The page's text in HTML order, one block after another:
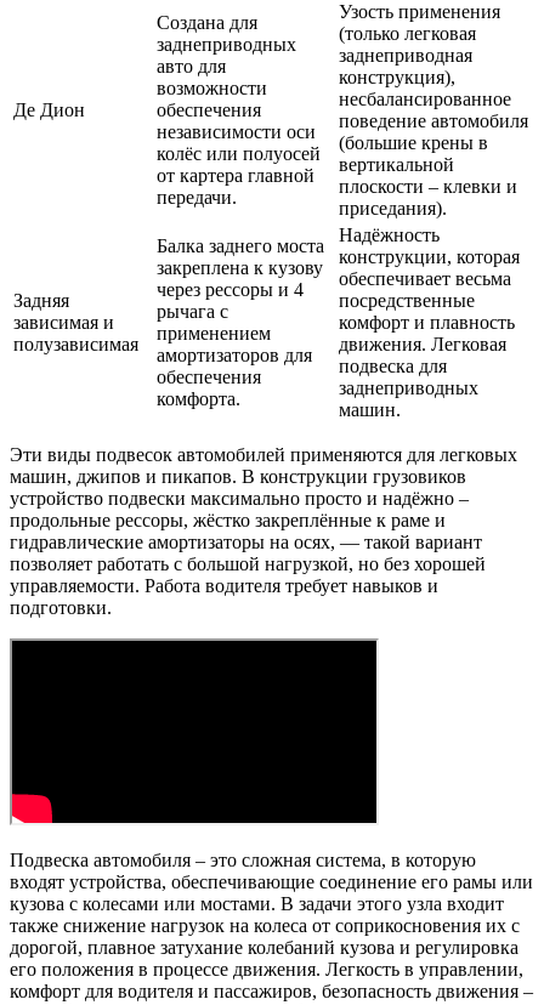
Де Дион
Создана для
заднеприводных
авто для
возможности
обеспечения
независимости оси
колёс или полуосей
от картера главной
передачи.
Узость применения
(только легковая
заднеприводная
конструкция),
несбалансированное
поведение автомобиля
(большие крены в
вертикальной
плоскости – клевки и
приседания).
Задняя
зависимая и
полузависимая
Балка заднего моста
закреплена к кузову
через рессоры и 4
рычага с
применением
амортизаторов для
обеспечения
комфорта.
Надёжность
конструкции, которая
обеспечивает весьма
посредственные
комфорт и плавность
движения. Легковая
подвеска для
заднеприводных
машин.
Эти виды подвесок автомобилей применяются для легковых
машин, джипов и пикапов. В конструкции грузовиков
устройство подвески максимально просто и надёжно –
продольные рессоры, жёстко закреплённые к раме и
гидравлические амортизаторы на осях, — такой вариант
позволяет работать с большой нагрузкой, но без хорошей
управляемости. Работа водителя требует навыков и
подготовки.
Подвеска автомобиля – это сложная система, в которую
входят устройства, обеспечивающие соединение его рамы или
кузова с колесами или мостами. В задачи этого узла входит
также снижение нагрузок на колеса от соприкосновения их с
дорогой, плавное затухание колебаний кузова и регулировка
его положения в процессе движения. Легкость в управлении,
комфорт для водителя и пассажиров, безопасность движения –